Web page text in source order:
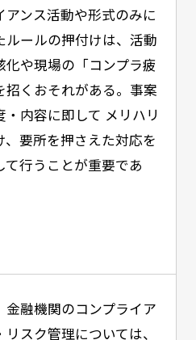
アンス活動や形式のみに
ルールの押付けは、活動
化や現場の「コンプラ疲
招くおそれがある。事案
・内容に即して メリハリ
、要所を押さえた対応を
て行うことが重要であ
金融機関のコンプライア
リスク管理については、